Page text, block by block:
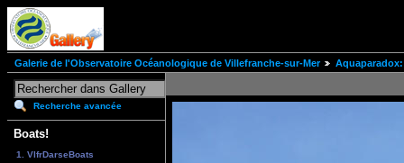
Galerie de l'Observatoire Océanologique de Villefranche-sur-Mer
Recherche avancée
Boats!
1. VlfrDarseBoats